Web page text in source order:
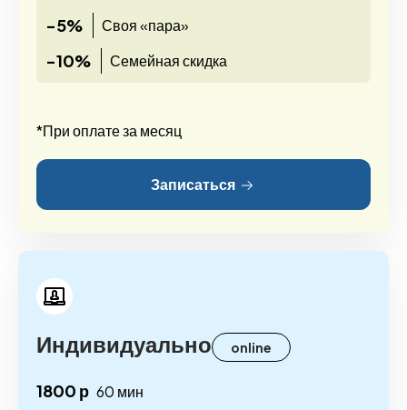
-5% Своя «пара»
-10% Семейная скидка
*При оплате за месяц
Записаться
Индивидуально online
1800 р 60 мин